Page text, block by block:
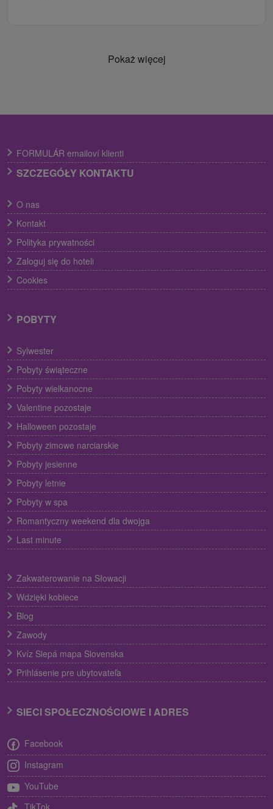
Pokaż więcej
FORMULÁR emailoví klienti
SZCZEGÓŁY KONTAKTU
O nas
Kontakt
Polityka prywatności
Zaloguj się do hoteli
Cookies
POBYTY
Sylwester
Pobyty świąteczne
Pobyty wielkanocne
Valentine pozostaje
Halloween pozostaje
Pobyty zimowe narciarskie
Pobyty jesienne
Pobyty letnie
Pobyty w spa
Romantyczny weekend dla dwojga
Last minute
Zakwaterowanie na Słowacji
Wdzięki kobiece
Blog
Zawody
Kvíz Slepá mapa Slovenska
Prihlásenie pre ubytovateľa
SIECI SPOŁECZNOŚCIOWE I ADRES
Facebook
Instagram
YouTube
TikTok